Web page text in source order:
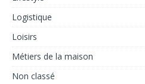
Logistique
Loisirs
Métiers de la maison
Non classé